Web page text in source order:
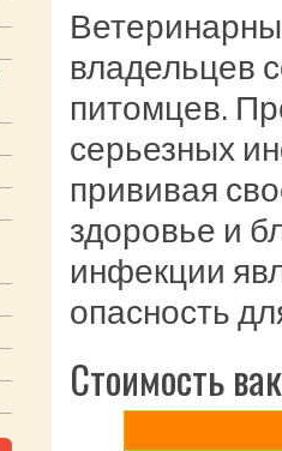
владельцев
питомцев.
серьезных
прививая
здоровье и
инфекции
опасность
Стоимость